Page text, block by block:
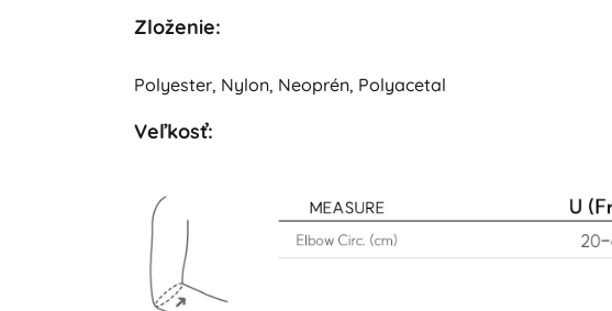
Zloženie:
Polyester, Nylon, Neoprén, Polyacetal
Veľkosť: